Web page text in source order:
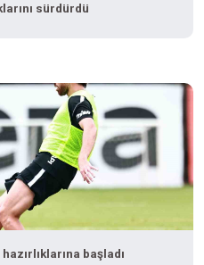
sürdürdü
başladı